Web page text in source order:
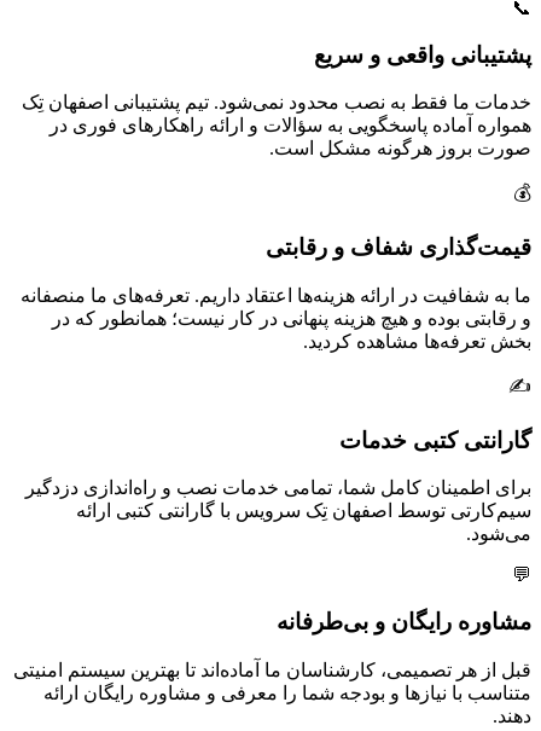
📞
پشتیبانی واقعی و سریع
خدمات ما فقط به نصب محدود نمی‌شود. تیم پشتیبانی اصفهان تِک
همواره آماده پاسخگویی به سؤالات و ارائه راهکارهای فوری در
صورت بروز هرگونه مشکل است.
💰
قیمت‌گذاری شفاف و رقابتی
ما به شفافیت در ارائه هزینه‌ها اعتقاد داریم. تعرفه‌های ما منصفانه
و رقابتی بوده و هیچ هزینه پنهانی در کار نیست؛ همانطور که در
بخش تعرفه‌ها مشاهده کردید.
✍️
گارانتی کتبی خدمات
برای اطمینان کامل شما، تمامی خدمات نصب و راه‌اندازی دزدگیر
سیم‌کارتی توسط اصفهان تِک سرویس با گارانتی کتبی ارائه
می‌شود.
💬
مشاوره رایگان و بی‌طرفانه
قبل از هر تصمیمی، کارشناسان ما آماده‌اند تا بهترین سیستم امنیتی
متناسب با نیازها و بودجه شما را معرفی و مشاوره رایگان ارائه
دهند.